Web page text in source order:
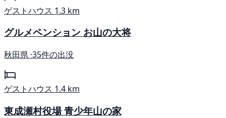
ゲストハウス 1.3 km
グルメペンション お山の大将
秋田県 ·35件の出没
ゲストハウス 1.4 km
東成瀬村役場 青少年山の家